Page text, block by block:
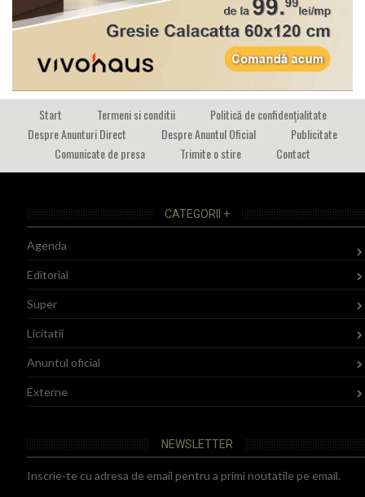
Start Termeni si conditii
Politică de confidențialitate
Despre Anunturi Direct
Despre Anuntul Oficial
Publicitate
Comunicate de presa
Trimite o stire Contact
CATEGORII +
Agenda
Editorial
Super
Licitatii
Anuntul oficial
Externe
NEWSLETTER
Inscrie-te cu adresa de email pentru a primi noutatile pe email.